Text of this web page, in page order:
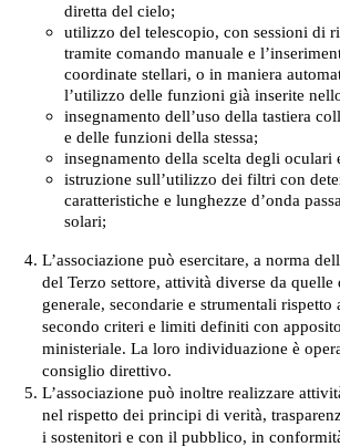
diretta del cielo;
utilizzo del telescopio, con sessioni di
tramite comando manuale e
coordinate stellari, o in maniera
l’utilizzo delle funzioni già inserite
insegnamento dell’uso della tastiera
e delle funzioni della stessa;
insegnamento della scelta degli
istruzione sull’utilizzo dei filtri con
caratteristiche e lunghezze d’onda
solari;
L’associazione può esercitare, a norma
del Terzo settore, attività diverse da quelle
generale, secondarie e strumentali rispetto
secondo criteri e limiti definiti con
ministeriale. La loro individuazione è
consiglio direttivo.
L’associazione può inoltre realizzare
nel rispetto dei principi di verità,
i sostenitori e con il pubblico, in